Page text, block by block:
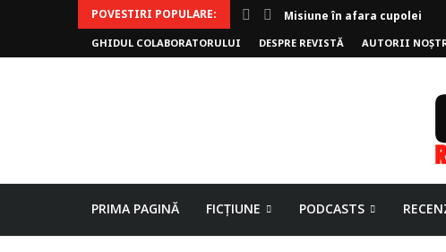
POVESTIRI POPULARE:
Misiune în afara cupolei
Invoker (video)
Alergarea de seară
Biblioteca lui Pavel
Rejuvenare
Falia
Arhivele Dincolo-Timpului
Axa lui Heron
Jumătatea goală
GHIDUL COLABORATORULUI DESPRE REVISTĂ AUTORII
PRIMA PAGINĂ FICȚIUNE PODCASTS